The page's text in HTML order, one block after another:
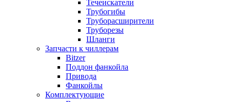
Течеискатели
Трубогибы
Труборасширители
Труборезы
Шланги
Запчасти к чиллерам
Bitzer
Поддон фанкойла
Привода
Фанкойлы
Комплектующие